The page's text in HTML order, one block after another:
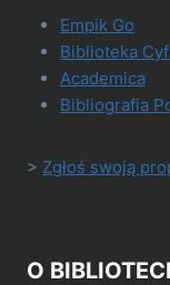
Empik Go
Biblioteka
Academica
Bibliografia
> Zgłoś swoją
O